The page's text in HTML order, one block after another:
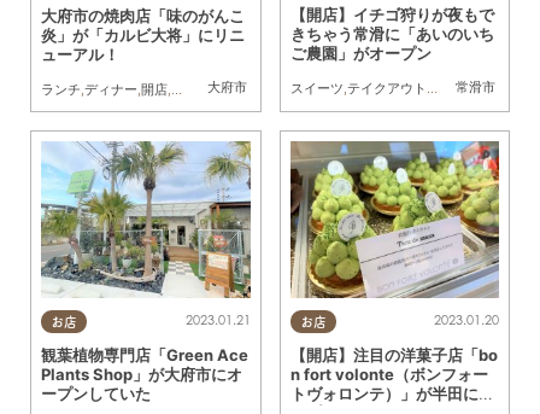
大府市
大府市の焼肉店「味のがんこ
炎」が「カルビ大将」にリニ
ューアル！
ランチ ディナー 開店 友人 常滑市
【開店】イチゴ狩りが夜もで
きちゃう常滑に「あいのいち
ご農園」がオープン
スイーツ,テイクアウト ,開店,アウトドア
お店 2023.01.21
観葉植物専門店「Green Ace
Plants Shop」が大府市にオ
ープンしていた
お店 2023.01.20
【開店】注目の洋菓子店「bo
n fort volonte（ボンフォー
トヴォロンテ）」が半田にオ